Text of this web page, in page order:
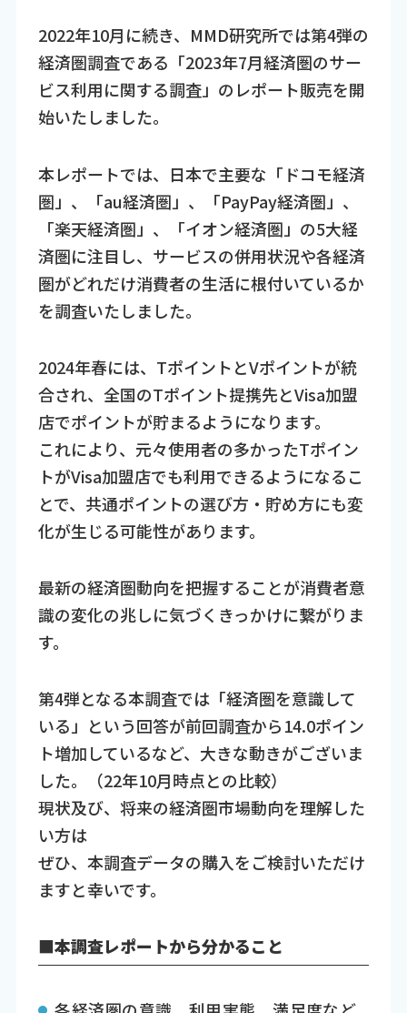
2022年10月に続き、MMD研究所では第4弾の
経済圏調査である「2023年7月経済圏のサー
ビス利用に関する調査」のレポート販売を開
始いたしました。
本レポートでは、日本で主要な「ドコモ経済
圏」、「au経済圏」、「PayPay経済圏」、
「楽天経済圏」、「イオン経済圏」の5大経
済圏に注目し、サービスの併用状況や各経済
圏がどれだけ消費者の生活に根付いているか
を調査いたしました。
2024年春には、TポイントとVポイントが統
合され、全国のTポイント提携先とVisa加盟
店でポイントが貯まるようになります。
これにより、元々使用者の多かったTポイン
トがVisa加盟店でも利用できるようになるこ
とで、共通ポイントの選び方・貯め方にも変
化が生じる可能性があります。
最新の経済圏動向を把握することが消費者意
識の変化の兆しに気づくきっかけに繋がりま
す。
第4弾となる本調査では「経済圏を意識して
いる」という回答が前回調査から14.0ポイン
ト増加しているなど、大きな動きがございま
した。（22年10月時点との比較）
現状及び、将来の経済圏市場動向を理解した
い方は
ぜひ、本調査データの購入をご検討いただけ
ますと幸いです。
■本調査レポートから分かること